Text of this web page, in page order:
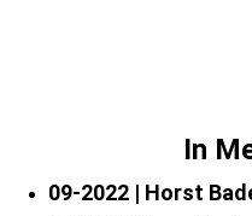
In
09-2022 | Horst